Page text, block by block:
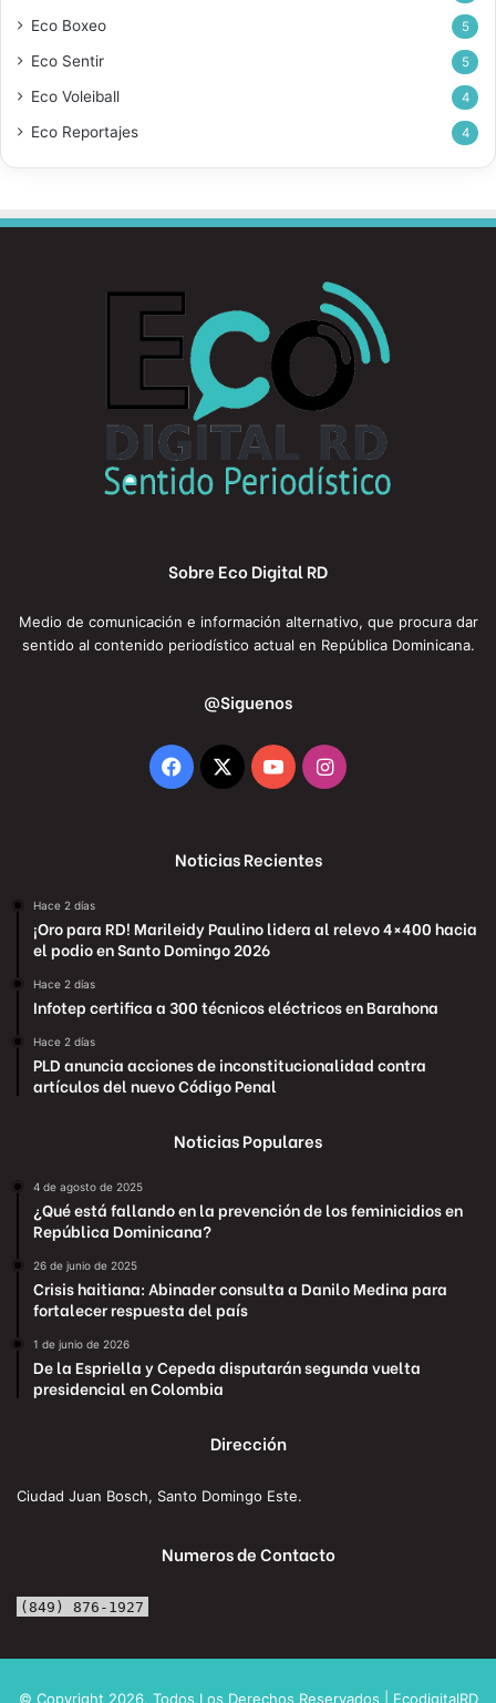
Eco Boxeo 5
Eco Sentir 5
Eco Voleiball 4
Eco Reportajes 4
Sobre Eco Digital RD
Medio de comunicación e información alternativo, que procura dar
sentido al contenido periodístico actual en República Dominicana.
@Siguenos
Facebook
X YouTubeInstagram
Noticias Recientes
Hace 2 días
¡Oro para RD! Marileidy Paulino lidera al relevo 4×400 hacia
el podio en Santo Domingo 2026
Hace 2 días
Infotep certifica a 300 técnicos eléctricos en Barahona
Hace 2 días
PLD anuncia acciones de inconstitucionalidad contra
artículos del nuevo Código Penal
Noticias Populares
4 de agosto de 2025
¿Qué está fallando en la prevención de los feminicidios en
República Dominicana?
26 de junio de 2025
Crisis haitiana: Abinader consulta a Danilo Medina para
fortalecer respuesta del país
1 de junio de 2026
De la Espriella y Cepeda disputarán segunda vuelta
presidencial en Colombia
Dirección
Ciudad Juan Bosch, Santo Domingo Este.
Numeros de Contacto
(849) 876-1927
© Copyright 2026, Todos Los Derechos Reservados | EcodigitalRD